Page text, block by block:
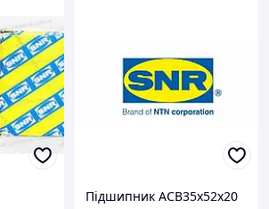
Підшипник ACB35x52x20